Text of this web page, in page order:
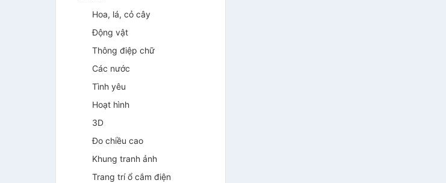
Hoa, lá, cỏ cây
Động vật
Thông điệp chữ
Các nước
Tình yêu
Hoạt hình
3D
Đo chiều cao
Khung tranh ảnh
Trang trí ổ cắm điện